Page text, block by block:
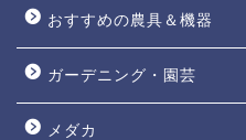
おすすめの農具＆機器
ガーデニング・園芸
メダカ